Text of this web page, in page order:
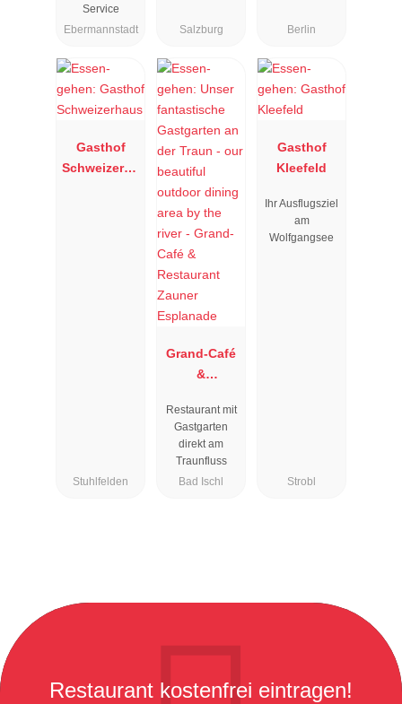
Service
Ebermannstadt
Salzburg Berlin
Gasthof
Schweizerha
Stuhlfelden
Grand-Café
&
Zauner
Esplanade
Restaurant mit
Gastgarten
direkt am
Traunfluss
Bad Ischl
Gasthof
Kleefeld
Ihr Ausflugsziel
am
Wolfgangsee
Strobl
Restaurant kostenfrei eintragen!